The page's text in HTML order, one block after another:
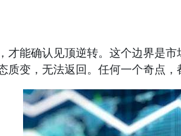
能确认见顶逆转。这个边界是市
变，无法返回。任何一个奇点